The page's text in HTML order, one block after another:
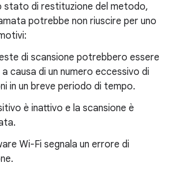
stato di restituzione del metodo,
potrebbe non riuscire per uno
di scansione potrebbero essere
causa di un numero eccessivo di
in un breve periodo di tempo.
è inattivo e la scansione è
Wi-Fi segnala un errore di